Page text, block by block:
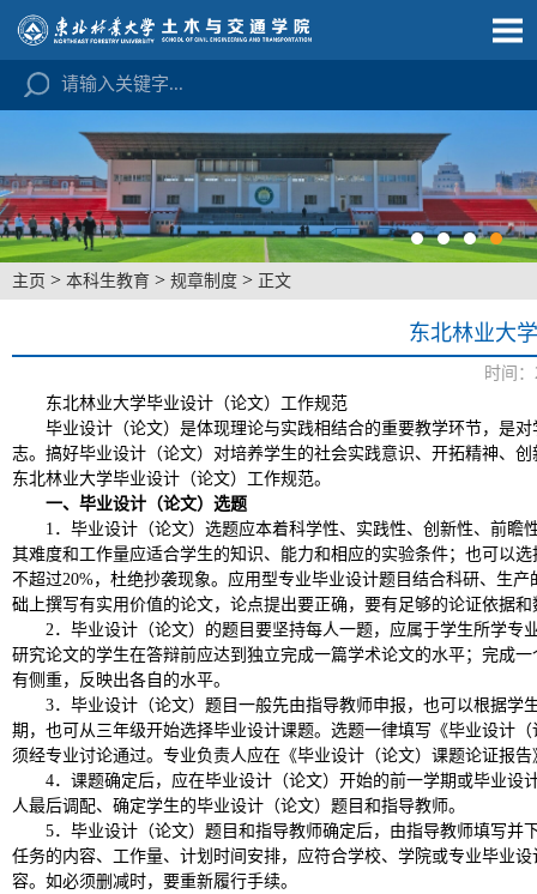
主页 > 本科生教育 > 规章制度 > 正文
东北林业大
时间
东北林业大学毕业设计（论文）工作规范
毕业设计（论文）是体现理论与实践相结合的重要教学环节，是
志。搞好毕业设计（论文）对培养学生的社会实践意识、开拓精神、
东北林业大学毕业设计（论文）工作规范。
一、毕业设计（论文）选题
1．毕业设计（论文）选题应本着科学性、实践性、创新性、前
其难度和工作量应适合学生的知识、能力和相应的实验条件；也可以
不超过20%，杜绝抄袭现象。应用型专业毕业设计题目结合科研、生
础上撰写有实用价值的论文，论点提出要正确，要有足够的论证依据
2．毕业设计（论文）的题目要坚持每人一题，应属于学生所学
研究论文的学生在答辩前应达到独立完成一篇学术论文的水平；完成
有侧重，反映出各自的水平。
3．毕业设计（论文）题目一般先由指导教师申报，也可以根据
期，也可从三年级开始选择毕业设计课题。选题一律填写《毕业设计
须经专业讨论通过。专业负责人应在《毕业设计（论文）课题论证报
4．课题确定后，应在毕业设计（论文）开始的前一学期或毕业设
人最后调配、确定学生的毕业设计（论文）题目和指导教师。
5．毕业设计（论文）题目和指导教师确定后，由指导教师填写
任务的内容、工作量、计划时间安排，应符合学校、学院或专业毕业
容。如必须删减时，要重新履行手续。